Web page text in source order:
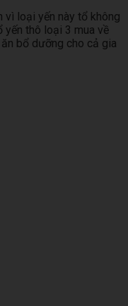
vì loại yến này tổ không
thô loại 3 mua về
ăn bổ dưỡng cho cả gia